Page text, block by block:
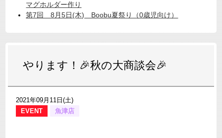
マグホルダー作り
第7回 8月5日(木) Boobu夏祭り（0歳児向け）
やります！🎉秋の大商談会🎉
2021年09月11日(土)
EVENT
魚津店